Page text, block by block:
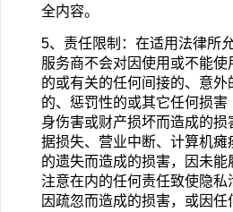
全内容。
5、责任限制：在适用法律所
服务商不会对因使用或不能
的或有关的任何间接的、意外
的、惩罚性的或其它任何损害
身伤害或财产损坏而造成的
据损失、营业中断、计算机瘫
的遗失而造成的损害，因未能
注意在内的任何责任致使隐私
因疏忽而造成的损害，或因